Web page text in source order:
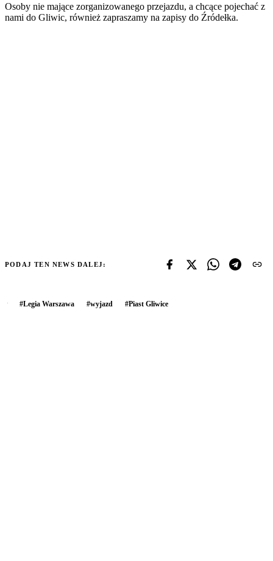
Osoby nie mające zorganizowanego przejazdu, a chcące pojechać z
nami do Gliwic, również zapraszamy na zapisy do Źródełka.
PODAJ TEN NEWS DALEJ:
#Legia Warszawa #wyjazd #Piast Gliwice